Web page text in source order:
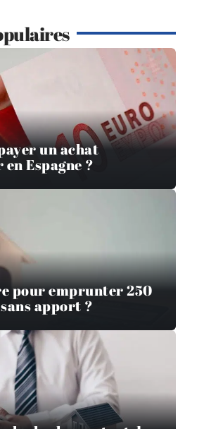
un achat
Espagne ?
pour emprunter 250
apport ?